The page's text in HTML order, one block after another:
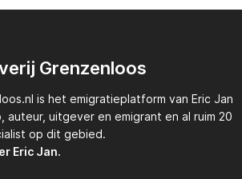
Grenzenloos
is het emigratieplatform van Eric Jan
auteur, uitgever en emigrant en al ruim 20
op dit gebied.
Eric Jan.